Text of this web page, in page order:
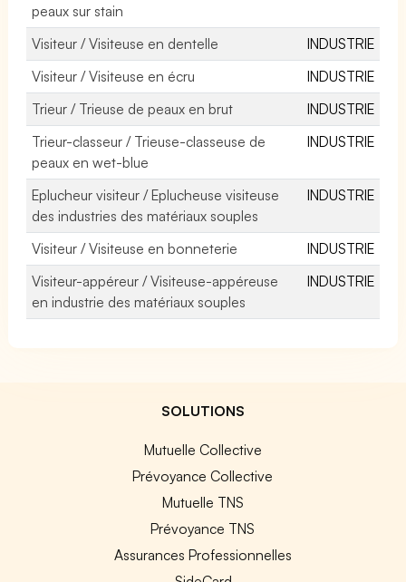
peaux sur stain
Visiteur / Visiteuse en dentelle
INDUSTRIE
Visiteur / Visiteuse en écru
INDUSTRIE
Trieur / Trieuse de peaux en brut
INDUSTRIE
Trieur-classeur / Trieuse-classeuse de
peaux en wet-blue
INDUSTRIE
Eplucheur visiteur / Eplucheuse visiteuse
des industries des matériaux souples
INDUSTRIE
Visiteur / Visiteuse en bonneterie
INDUSTRIE
Visiteur-appéreur / Visiteuse-appéreuse
en industrie des matériaux souples
INDUSTRIE
SOLUTIONS
Mutuelle Collective
Prévoyance Collective
Mutuelle TNS
Prévoyance TNS
Assurances Professionnelles